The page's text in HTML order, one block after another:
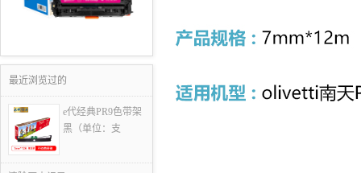
最近浏览过的
e代经典PR9色带架
黑（单位：支